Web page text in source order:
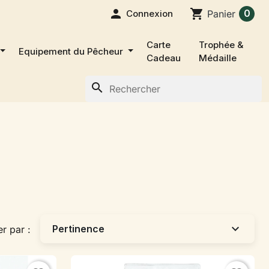
 Connexion shopping_cart Panier 0
Equipement du Pêcheur
Carte
Cadeau
Trophée &
Médaille
search
par : Pertinence expand_more